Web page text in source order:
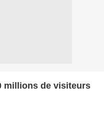
millions de visiteurs